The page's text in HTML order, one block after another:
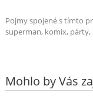
Pojmy spojené s tímto
superman, komix,
Mohlo by Vás